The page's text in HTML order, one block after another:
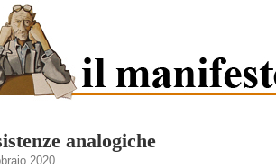
analogiche
2020